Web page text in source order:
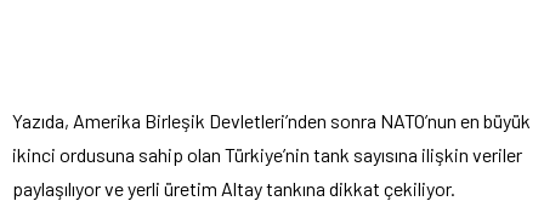
Yazıda, Amerika Birleşik Devletleri’nden sonra NATO’nun en büyük
ikinci ordusuna sahip olan Türkiye’nin tank sayısına ilişkin veriler
paylaşılıyor ve yerli üretim Altay tankına dikkat çekiliyor.